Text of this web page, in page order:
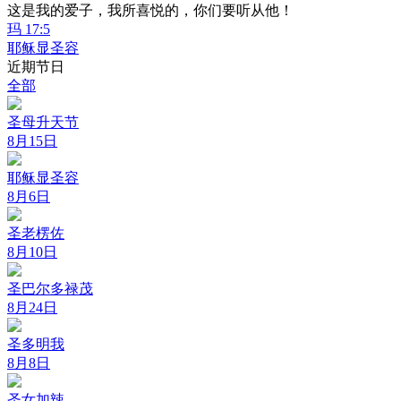
这是我的爱子，我所喜悦的，你们要听从他！
玛 17:5
耶稣显圣容
近期节日
全部
圣母升天节
8月15日
耶稣显圣容
8月6日
圣老楞佐
8月10日
圣巴尔多禄茂
8月24日
圣多明我
8月8日